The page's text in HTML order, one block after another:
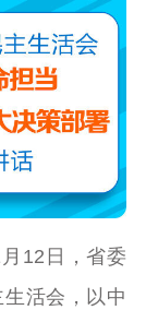
12日，省委
活会，以中